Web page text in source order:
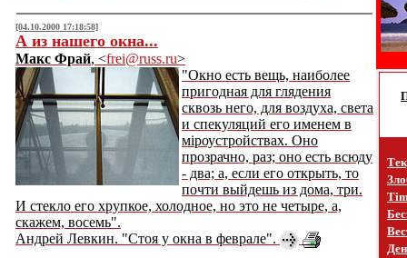
[04.10.2000 17:18:58]
А из нашего окна...
Макс Фрай, <frei@russ.ru>
"Окно есть вещь, наиболее
пригодная для глядения
сквозь него, для воздуха, света
и спекуляций его именем в
мiроустройствах. Оно
прозрачно, раз; оно есть всюду
- два; а, если его открыть, то
почти выйдешь из дома, три.
И стекло его хрупкое, холодное, но это не четыре, а,
скажем, восемь".
Андрей Левкин. "Стоя у окна в феврале".